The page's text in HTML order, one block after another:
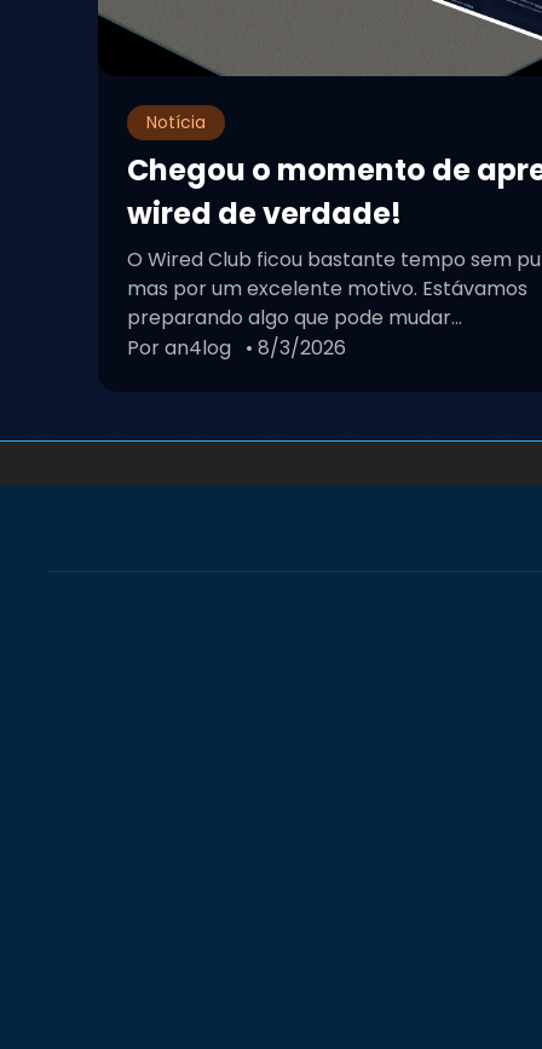
Notícia
Chegou o momento de
wired de verdade!
O Wired Club ficou bastante tempo sem
mas por um excelente motivo. Estávamos
preparando algo que pode mudar...
Por an4log • 8/3/2026